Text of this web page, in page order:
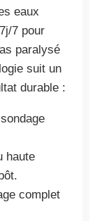
eaux
7 pour
paralysé
suit un
durable :
haute
complet